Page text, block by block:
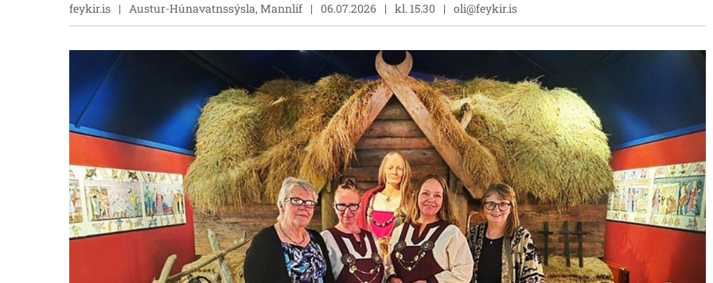
feykir.is Austur-Húnavatnssýsla, Mannlíf 06.07.2026 kl. 15.30 oli@feykir.is